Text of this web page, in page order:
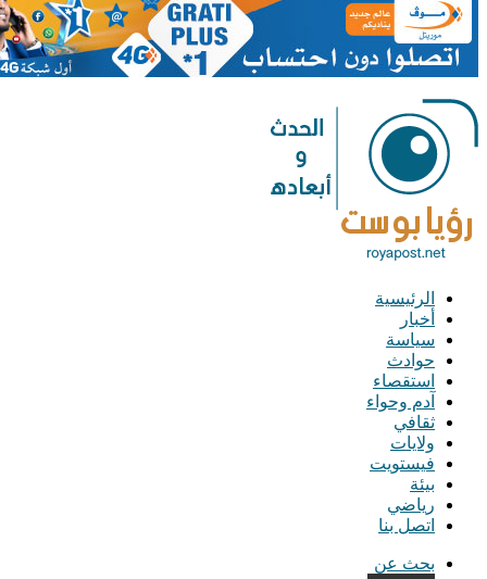
الرئيسية
أخبار
سياسة
حوادث
استقصاء
آدم وحواء
ثقافي
ولايات
فيستويت
بيئة
رياضي
اتصل بنا
بحث عن